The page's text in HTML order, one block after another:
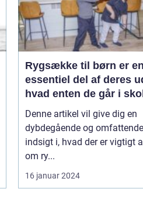
Rygsække til børn er
essentiel del af deres
hvad enten de går i
deltager i udflugter
rejser
Denne artikel vil give dig en
dybdegående og omfattende
indsigt i, hvad der er vigtigt
om ry...
16 januar 2024